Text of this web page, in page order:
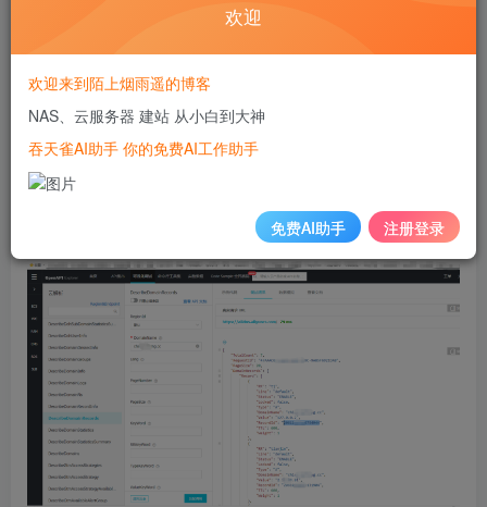
2.通过api 云解析调试界面获取 tj.test.com 的RecordId
欢迎
欢迎来到陌上烟雨遥的博客
NAS、云服务器 建站 从小白到大神
吞天雀AI助手 你的免费AI工作助手
免费AI助手 注册登录